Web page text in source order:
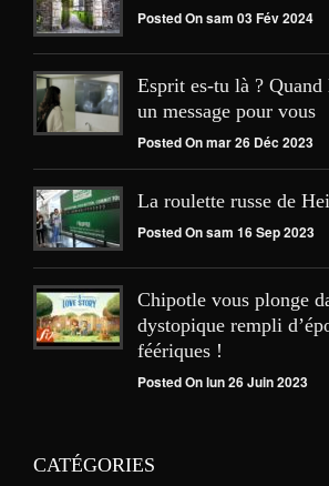
Posted On sam 03 Fév 2024
Esprit es-tu là ? Quand
un message pour vous
Posted On mar 26 Déc 2023
La roulette russe de
Posted On sam 16 Sep 2023
Chipotle vous plonge
dystopique rempli
féériques !
Posted On lun 26 Juin 2023
CATÉGORIES